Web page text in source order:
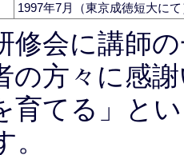
1997年7月（東京成徳短大に
修会に講師
の方々に感
育てる」と